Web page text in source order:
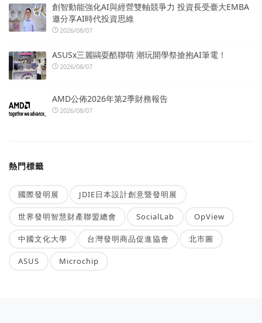
創智動能強化AI與經營雙軸競爭力 投資長受臺大EMBA
邀分享AI時代投資思維
2026/08/07
ASUSx三麗鷗耍酷聯萌 潮玩開學祭搶抱AI筆電！
2026/08/07
AMD公佈2026年第2季財務報告
2026/08/07
熱門標籤
國際發明展 JDIE日本設計創意暨發明展
世界發明智慧財產聯盟總會 SocialLab OpView
中國文化大學 台灣發明商品促進協會 北市圖
ASUS Microchip